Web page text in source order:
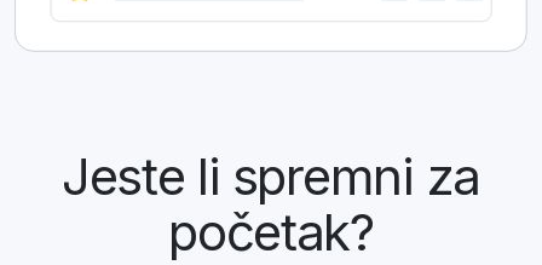
Jeste li spremni za
početak?